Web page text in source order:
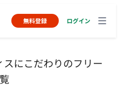
無料登録 ログイン
にこだわりのフリー